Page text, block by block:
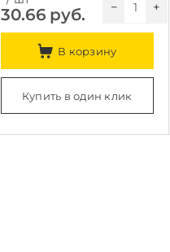
30.66 руб. +
−
В корзину
Купить в один клик